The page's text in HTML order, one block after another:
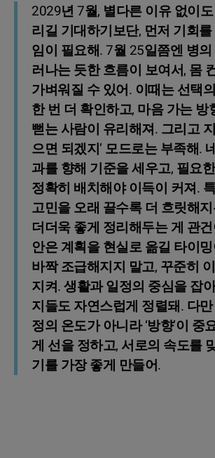
2029년 7월, 별다른 이유 없이
리길 기대하기보단, 먼저 기회
임이 필요해. 7월 25일쯤엔 병
러나는 듯한 흐름이 보여서, 몸
가벼워질 수 있어. 이때는 선택
한 번 더 확인하고, 마음 가는 방
뻗는 사람이 유리해져. 그리고
으면 되겠지’ 모드로는 부족해.
과를 향해 기준을 세우고, 필요
정확히 배치해야 이득이 커져.
고민을 오래 끌수록 더 흐릿해
더더욱 좋게 정리해두는 게 관
안은 계획을 현실로 옮길 타이
바짝 조급해지지 말고, 꾸준히
지켜. 생활과 일정의 중심을 잡
지들도 자연스럽게 정렬돼. 다
정의 온도가 아니라 ‘방향’이 중
게 선을 정하고, 서로의 속도를
기를 가장 좋게 만들어.